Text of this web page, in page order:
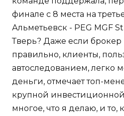
финале с 8 места на
Альметьевск - PEG MGF
Тверь? Даже если брокер
правильно, клиенты,
автоследованием, легко
деньги, отмечает топ-
крупной
многое, что я делаю, и то,